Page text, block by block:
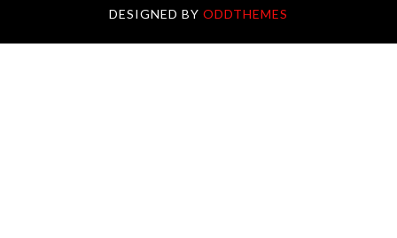
DESIGNED BY ODDTHEMES